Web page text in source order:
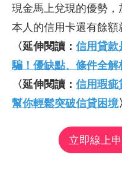
現金馬上兌現的優勢
本人的信用卡還有餘額
〈延伸閱讀： 信用貸款
騙！優缺點、條件全解
〈延伸閱讀： 信用瑕疵
幫你輕鬆突破信貸困境
立即線上